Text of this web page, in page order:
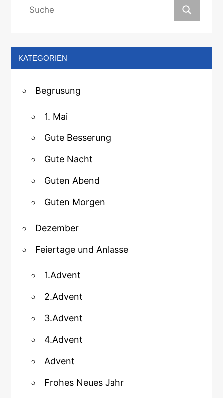
KATEGORIEN
Begrusung
1. Mai
Gute Besserung
Gute Nacht
Guten Abend
Guten Morgen
Dezember
Feiertage und Anlasse
1.Advent
2.Advent
3.Advent
4.Advent
Advent
Frohes Neues Jahr